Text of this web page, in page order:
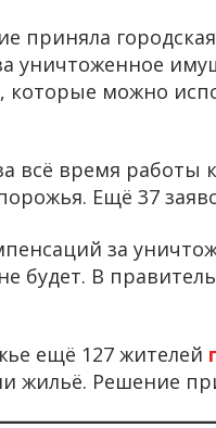
приняла
уничтоженное
можно
всё время работы
Ещё 37
за
будет. В
ещё 127 жителей
жильё. Решение